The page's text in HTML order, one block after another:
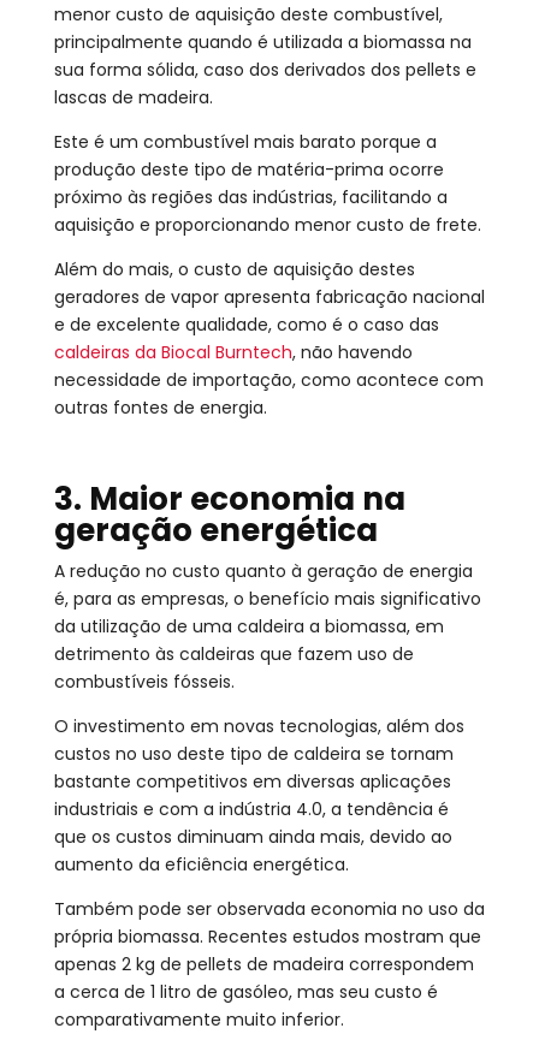
menor custo de aquisição deste combustível,
principalmente quando é utilizada a biomassa na
sua forma sólida, caso dos derivados dos pellets e
lascas de madeira.
Este é um combustível mais barato porque a
produção deste tipo de matéria-prima ocorre
próximo às regiões das indústrias, facilitando a
aquisição e proporcionando menor custo de frete.
Além do mais, o custo de aquisição destes
geradores de vapor apresenta fabricação nacional
e de excelente qualidade, como é o caso das
caldeiras da Biocal Burntech, não havendo
necessidade de importação, como acontece com
outras fontes de energia.
3. Maior economia na
geração energética
A redução no custo quanto à geração de energia
é, para as empresas, o benefício mais significativo
da utilização de uma caldeira a biomassa, em
detrimento às caldeiras que fazem uso de
combustíveis fósseis.
O investimento em novas tecnologias, além dos
custos no uso deste tipo de caldeira se tornam
bastante competitivos em diversas aplicações
industriais e com a indústria 4.0, a tendência é
que os custos diminuam ainda mais, devido ao
aumento da eficiência energética.
Também pode ser observada economia no uso da
própria biomassa. Recentes estudos mostram que
apenas 2 kg de pellets de madeira correspondem
a cerca de 1 litro de gasóleo, mas seu custo é
comparativamente muito inferior.